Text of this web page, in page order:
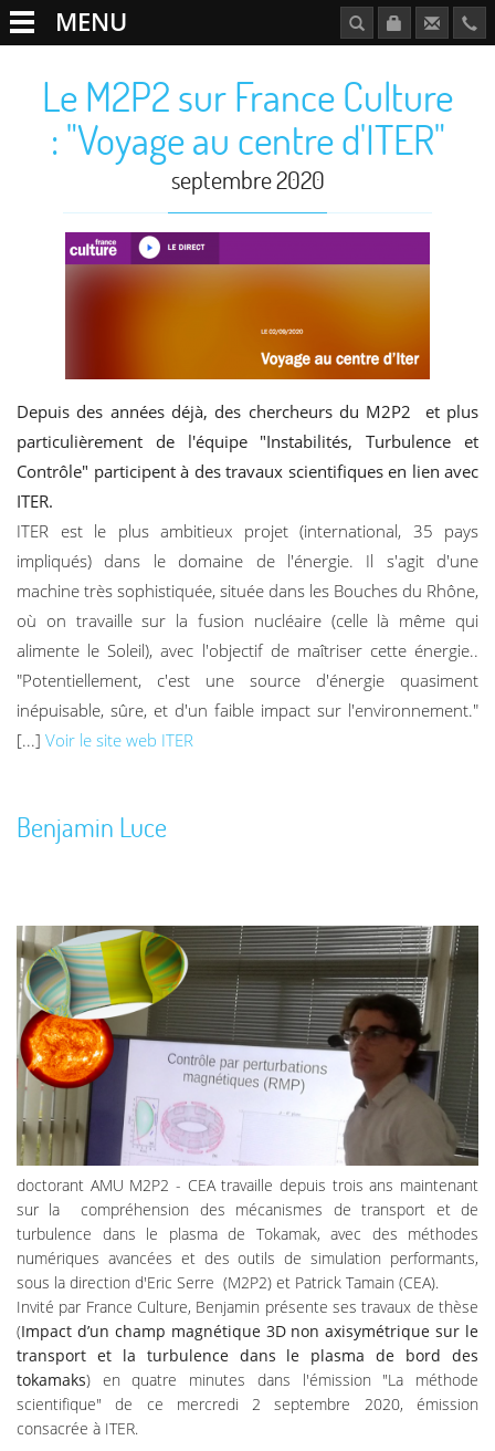
MENU
Le M2P2 sur France Culture
: "Voyage au centre d'ITER"
septembre 2020
Depuis des années déjà, des chercheurs du M2P2 et plus
particulièrement de l'équipe "Instabilités, Turbulence et
Contrôle" participent à des travaux scientifiques en lien avec
ITER.
ITER est le plus ambitieux projet (international, 35 pays
impliqués) dans le domaine de l'énergie. Il s'agit d'une
machine très sophistiquée, située dans les Bouches du Rhône,
où on travaille sur la fusion nucléaire (celle là même qui
alimente le Soleil), avec l'objectif de maîtriser cette énergie..
"Potentiellement, c'est une source d'énergie quasiment
inépuisable, sûre, et d'un faible impact sur l'environnement."
[...] Voir le site web ITER
Benjamin Luce
doctorant AMU M2P2 - CEA travaille depuis trois ans maintenant
sur la compréhension des mécanismes de transport et de
turbulence dans le plasma de Tokamak, avec des méthodes
numériques avancées et des outils de simulation performants,
sous la direction d'Eric Serre (M2P2) et Patrick Tamain (CEA).
Invité par France Culture, Benjamin présente ses travaux de thèse
(Impact d’un champ magnétique 3D non axisymétrique sur le
transport et la turbulence dans le plasma de bord des
tokamaks) en quatre minutes dans l'émission "La méthode
scientifique" de ce mercredi 2 septembre 2020, émission
consacrée à ITER.